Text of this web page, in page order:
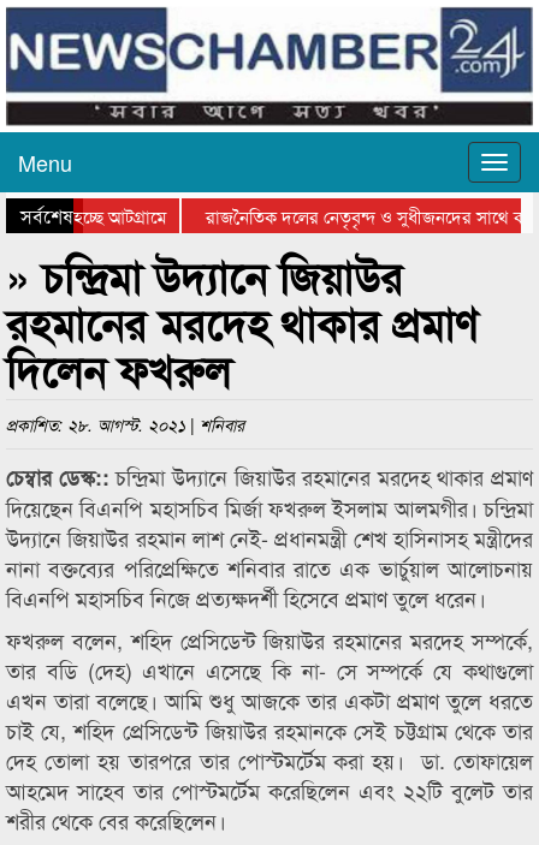
Menu
সর্বশেষ
হচ্ছে আটগ্রামে
রাজনৈতিক দলের নেতৃবৃন্দ ও সুধীজনদের সাথে
পুরস্কার বিতরণ সম্পন্ন
সিলেটে বাংলাদেশ গ্রুপ থিয়েটার ফেডারেশানের
» চন্দ্রিমা উদ্যানে জিয়াউর
রহমানের মরদেহ থাকার প্রমাণ
দিলেন ফখরুল
প্রকাশিত: ২৮. আগস্ট. ২০২১ | শনিবার
চেম্বার ডেস্ক::চন্দ্রিমা উদ্যানে জিয়াউর রহমানের মরদেহ থাকার প্রমাণ
দিয়েছেন বিএনপি মহাসচিব মির্জা ফখরুল ইসলাম আলমগীর। চন্দ্রিমা
উদ্যানে জিয়াউর রহমান লাশ নেই- প্রধানমন্ত্রী শেখ হাসিনাসহ মন্ত্রীদের
নানা বক্তব্যের পরিপ্রেক্ষিতে শনিবার রাতে এক ভার্চুয়াল আলোচনায়
বিএনপি মহাসচিব নিজে প্রত্যক্ষদর্শী হিসেবে প্রমাণ তুলে ধরেন।
ফখরুল বলেন, শহিদ প্রেসিডেন্ট জিয়াউর রহমানের মরদেহ সম্পর্কে,
তার বডি (দেহ) এখানে এসেছে কি না- সে সম্পর্কে যে কথাগুলো
এখন তারা বলেছে। আমি শুধু আজকে তার একটা প্রমাণ তুলে ধরতে
চাই যে, শহিদ প্রেসিডেন্ট জিয়াউর রহমানকে সেই চট্টগ্রাম থেকে তার
দেহ তোলা হয় তারপরে তার পোস্টমর্টেম করা হয়। ডা. তোফায়েল
আহমেদ সাহেব তার পোস্টমর্টেম করেছিলেন এবং ২২টি বুলেট তার
শরীর থেকে বের করেছিলেন।